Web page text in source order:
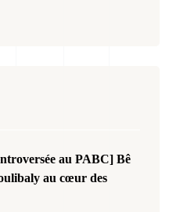
au PABC] Bê
au cœur des